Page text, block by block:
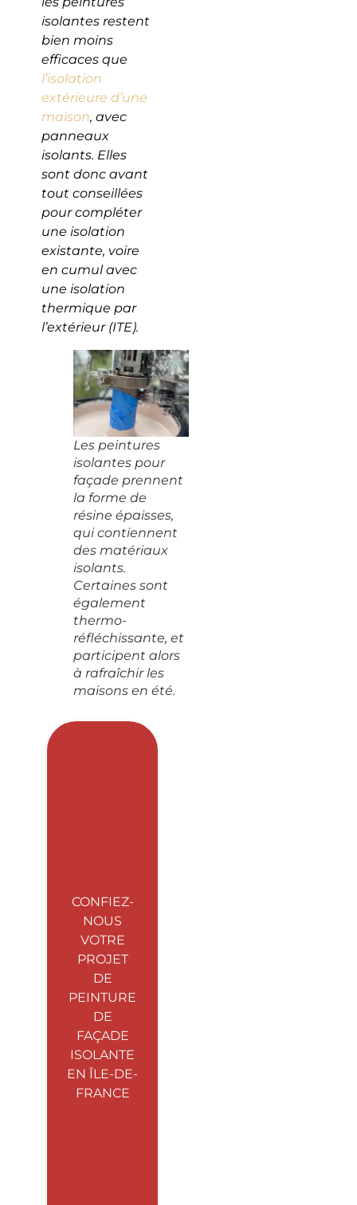
isolantes restent
bien moins
efficaces que
l’isolation
extérieure d’une
maison, avec
panneaux
isolants. Elles
sont donc avant
tout conseillées
pour compléter
une isolation
existante, voire
en cumul avec
une isolation
thermique par
l’extérieur (ITE).
Les peintures
isolantes pour
façade prennent
la forme de
résine épaisses,
qui contiennent
des matériaux
isolants.
Certaines sont
également
thermo-
réfléchissante, et
participent alors
à rafraîchir les
maisons en été.
CONFIEZ-
NOUS
VOTRE
PROJET
DE
PEINTURE
DE
FAÇADE
ISOLANTE
EN ÎLE-DE-
FRANCE